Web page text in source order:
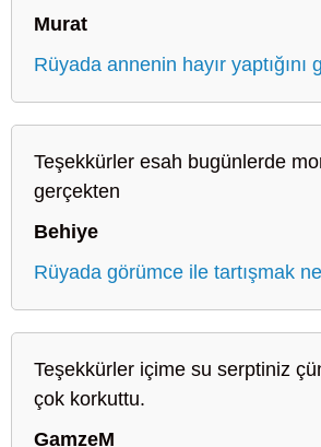
Murat
Rüyada annenin hayır yaptığını
Teşekkürler esah bugünlerde
gerçekten
Behiye
Rüyada görümce ile tartışmak
Teşekkürler içime su serptiniz
çok korkuttu.
GamzeM